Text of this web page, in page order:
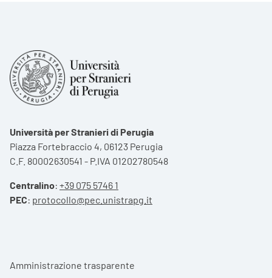
Università per Stranieri di Perugia
Piazza Fortebraccio 4, 06123 Perugia
C.F. 80002630541 - P.IVA 01202780548
Centralino: +39 075 5746 1
PEC: protocollo@pec.unistrapg.it
Footer menu
Amministrazione trasparente